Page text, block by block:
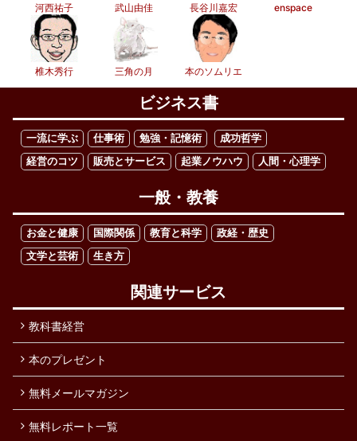
河西祐子 武山由佳 長谷川嘉宏 enspace
椎木秀行 三角の月 本のソムリエ
ビジネス書
一流に学ぶ 仕事術 勉強・記憶術
成功哲学
経営のコツ
販売とサービス 起業ノウハウ 人間・心理学
一般・教養
お金と健康 国際関係 教育と科学
政経・歴史
文学と芸術
生き方
関連サービス
教科書経営
本のプレゼント
無料メールマガジン
無料レポート一覧